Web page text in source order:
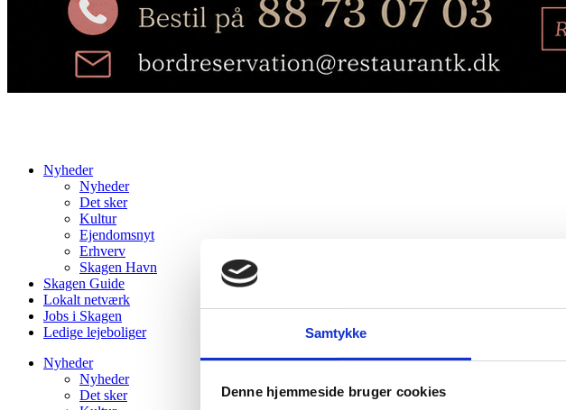
Samtykke
Denne hjemmeside bruger cookies
Nyheder
Nyheder
Det sker
Kultur
Ejendomsnyt
Erhverv
Skagen Havn
Skagen Guide
Lokalt netværk
Jobs i Skagen
Ledige lejeboliger
Nyheder
Nyheder
Det sker